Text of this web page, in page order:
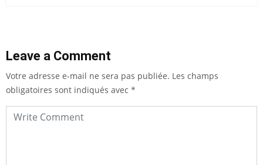
Leave a Comment
Votre adresse e-mail ne sera pas publiée. Les champs
obligatoires sont indiqués avec *